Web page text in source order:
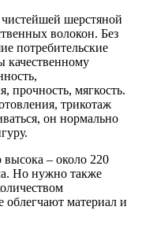
шерстяной
волокон. Без
потребительские
качественному
прочность, мягкость.
трикотаж
он нормально
– около 220
Но нужно также
облегчают материал и